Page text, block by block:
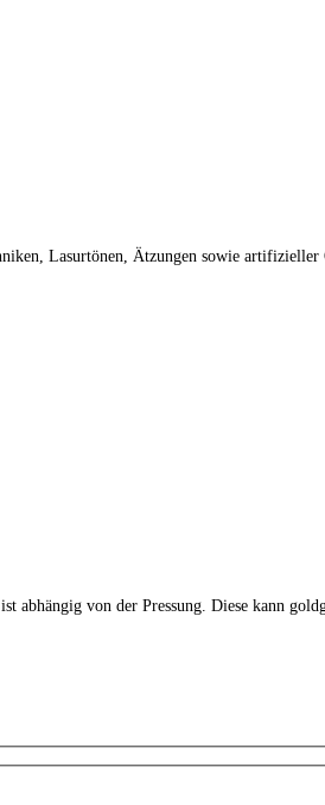
Lasurtönen, Ätzungen sowie artifizieller
abhängig von der Pressung. Diese kann